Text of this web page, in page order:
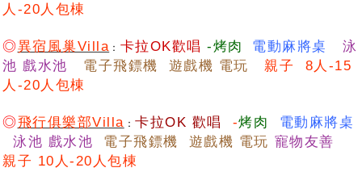
人-20人包棟
◎異宿風巢Villa ： 卡拉OK歡唱-烤肉 電動麻將桌
泳
池 戲水池
電子飛鏢機 遊戲機 電玩 親子 8人-15
人-20人包棟
◎飛行俱樂部Villa ：卡拉OK 歡唱 -烤肉
電動麻將桌
泳池 戲水池
電子飛鏢機 遊戲機 電玩 寵物友善
親子 10人-20人包棟